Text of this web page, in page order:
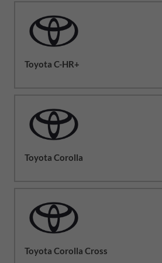
Toyota C-HR+
Toyota Corolla
Toyota Corolla Cross